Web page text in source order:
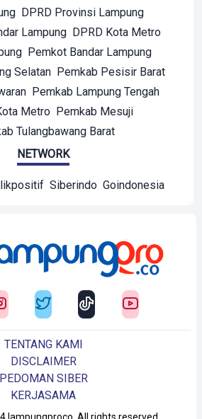
DPRD Provinsi Lampung
Lampung DPRD Kota Metro
Pemkot Bandar Lampung
Selatan Pemkab Pesisir Barat
Pemkab Lampung Tengah
Metro Pemkab Mesuji
Tulangbawang Barat
NETWORK
Siberindo Goindonesia
TENTANG KAMI
DISCLAIMER
PEDOMAN SIBER
KERJASAMA